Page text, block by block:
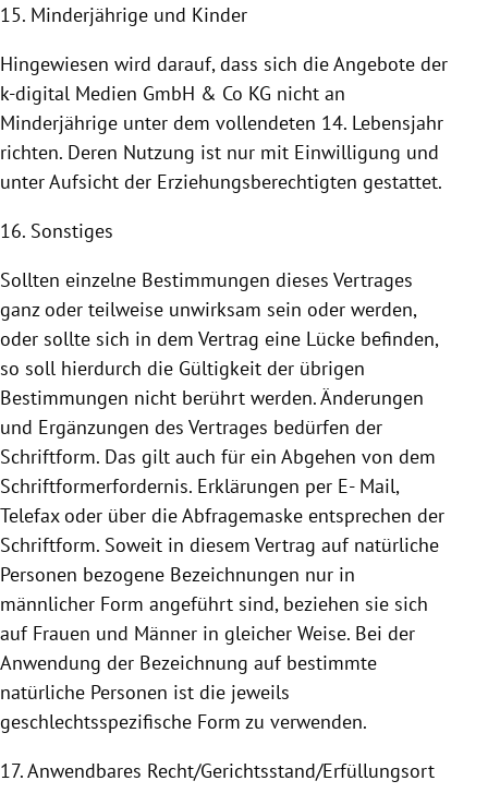
15. Minderjährige und Kinder
Hingewiesen wird darauf, dass sich die Angebote der
k-digital Medien GmbH & Co KG nicht an
Minderjährige unter dem vollendeten 14. Lebensjahr
richten. Deren Nutzung ist nur mit Einwilligung und
unter Aufsicht der Erziehungsberechtigten gestattet.
16. Sonstiges
Sollten einzelne Bestimmungen dieses Vertrages
ganz oder teilweise unwirksam sein oder werden,
oder sollte sich in dem Vertrag eine Lücke befinden,
so soll hierdurch die Gültigkeit der übrigen
Bestimmungen nicht berührt werden. Änderungen
und Ergänzungen des Vertrages bedürfen der
Schriftform. Das gilt auch für ein Abgehen von dem
Schriftformerfordernis. Erklärungen per E- Mail,
Telefax oder über die Abfragemaske entsprechen der
Schriftform. Soweit in diesem Vertrag auf natürliche
Personen bezogene Bezeichnungen nur in
männlicher Form angeführt sind, beziehen sie sich
auf Frauen und Männer in gleicher Weise. Bei der
Anwendung der Bezeichnung auf bestimmte
natürliche Personen ist die jeweils
geschlechtsspezifische Form zu verwenden.
17. Anwendbares Recht/Gerichtsstand/Erfüllungsort